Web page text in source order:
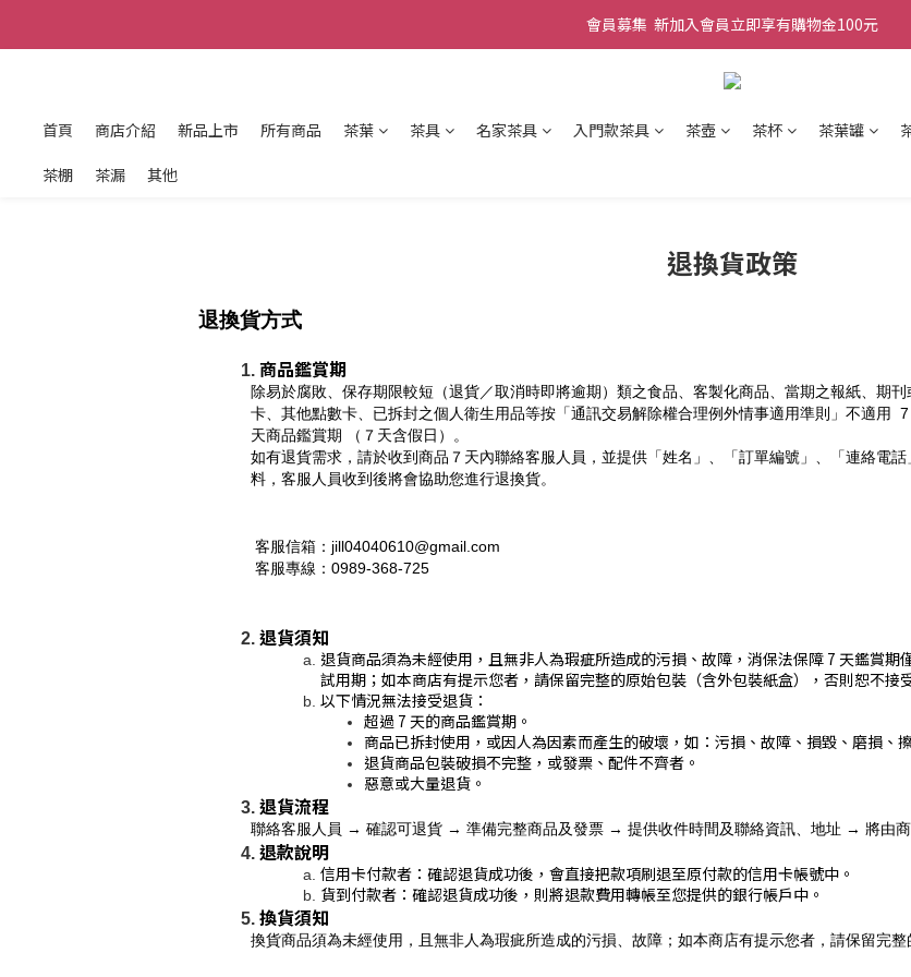
會員募集  新加入會員立即享有購物金100元
首頁 商店介紹 新品上市 所有商品 茶葉 茶具 名家茶具 入門款茶具 茶壺 茶杯 茶葉罐
茶棚 茶漏 其他
退換貨政策
退換貨方式
商品鑑賞期
除易於腐敗、保存期限較短（退貨／取消時即將逾期）類之食品、客製化商品、當期之報紙、期
卡、其他點數卡、已拆封之個人衛生用品等按「通訊交易解除權合理例外情事適用準則」不適用
天商品鑑賞期 （７天含假日）。
如有退貨需求，請於收到商品７天內聯絡客服人員，並提供「姓名」、「訂單編號」、「連絡電
料，客服人員收到後將會協助您進行退換貨。
客服信箱：jill04040610@gmail.com
客服專線：0989-368-725
退貨須知
退貨商品須為未經使用，且無非人為瑕疵所造成的污損、故障，消保法保障 7 天鑑賞
試用期；如本商店有提示您者，請保留完整的原始包裝（含外包裝紙盒），否則恕不接
以下情況無法接受退貨：
超過 7 天的商品鑑賞期。
商品已拆封使用，或因人為因素而產生的破壞，如：污損、故障、損毀、磨損、
退貨商品包裝破損不完整，或發票、配件不齊者。
惡意或大量退貨。
退貨流程
聯絡客服人員 → 確認可退貨 → 準備完整商品及發票 → 提供收件時間及聯絡資訊、地址 → 將由商
退款說明
信用卡付款者：確認退貨成功後，會直接把款項刷退至原付款的信用卡帳號中。
貨到付款者：確認退貨成功後，則將退款費用轉帳至您提供的銀行帳戶中。
換貨須知
換貨商品須為未經使用，且無非人為瑕疵所造成的污損、故障；如本商店有提示您者，請保留完